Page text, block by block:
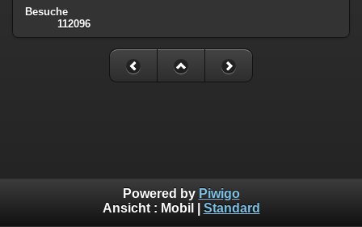
Besuche
112096
Powered by Piwigo
Ansicht : Mobil Standard